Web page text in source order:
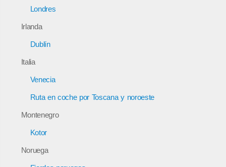
Londres
Irlanda
Dublín
Italia
Venecia
Ruta en coche por Toscana y noroeste
Montenegro
Kotor
Noruega